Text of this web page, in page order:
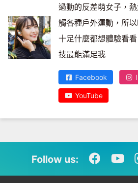
過動的反差萌女子，
觸各種戶外運動，所
十足什麼都想體驗看
技最能滿足我
Facebook
YouTube
Follow us: